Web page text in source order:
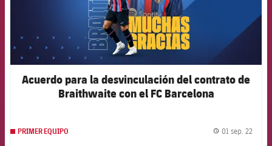
Acuerdo para la desvinculación del contrato de
Braithwaite con el FC Barcelona
PRIMER EQUIPO 01 sep. 22